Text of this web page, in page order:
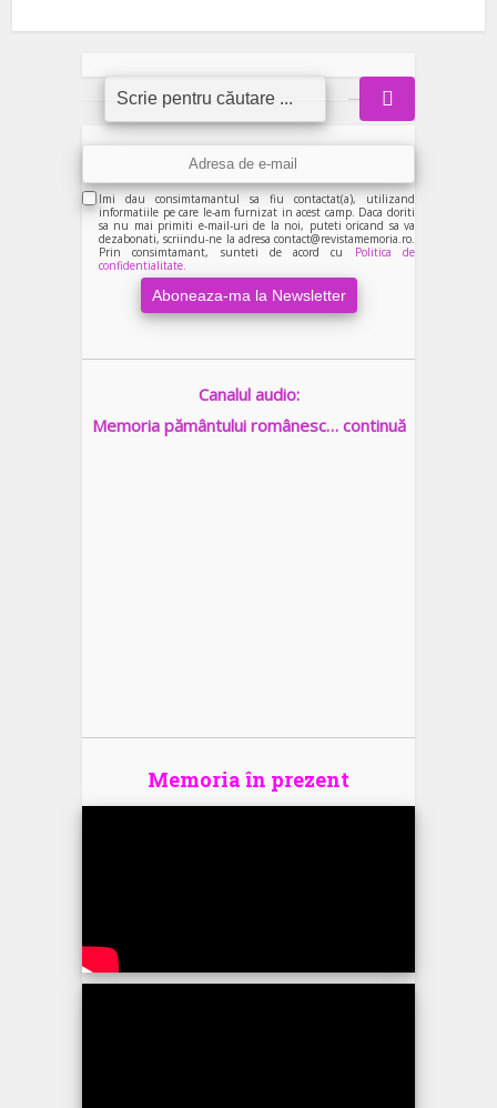
Imi dau consimtamantul sa fiu contactat(a), utilizand
informatiile pe care le-am furnizat in acest camp. Daca doriti
sa nu mai primiti e-mail-uri de la noi, puteti oricand sa va
dezabonati, scriindu-ne la adresa contact@revistamemoria.ro.
Prin consimtamant, sunteti de acord cu Politica de
confidentialitate.
Canalul audio:
Memoria pământului românesc… continuă
Memoria în prezent